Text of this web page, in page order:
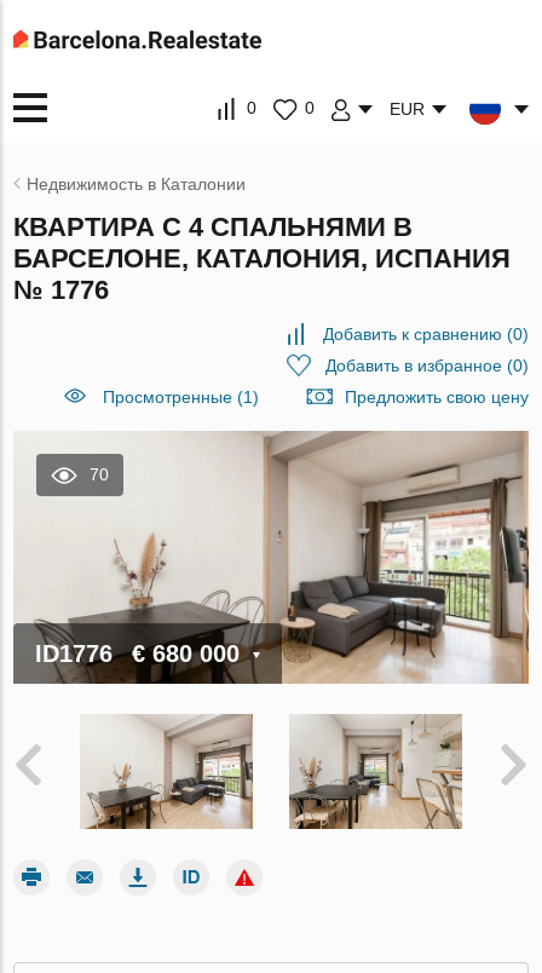
0 0 EUR
Недвижимость в Каталонии
КВАРТИРА С 4 СПАЛЬНЯМИ В
БАРСЕЛОНЕ, КАТАЛОНИЯ, ИСПАНИЯ
№ 1776
Добавить к сравнению (0)
Добавить в избранное(0)
Просмотренные (1)
Предложить свою цену
70
ID1776 € 680 000